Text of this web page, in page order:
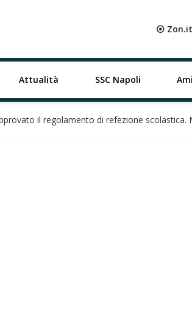
⦿ Zon.it
Attualità SSC Napoli
il regolamento di refezione scolastica.